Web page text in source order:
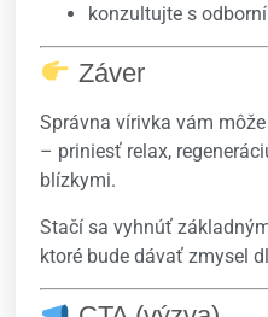
konzultujte s
Záver
Správna vírivka vám
– priniesť relax,
blízkymi.
Stačí sa vyhnúť
ktoré bude dávať zmysel